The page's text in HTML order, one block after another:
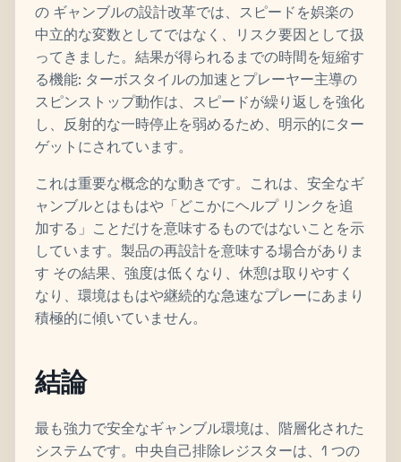
の ギャンブルの設計改革では、スピードを娯楽の
中立的な変数としてではなく、リスク要因として扱
ってきました。結果が得られるまでの時間を短縮す
る機能: ターボスタイルの加速とプレーヤー主導の
スピンストップ動作は、スピードが繰り返しを強化
し、反射的な一時停止を弱めるため、明示的にター
ゲットにされています。
これは重要な概念的な動きです。これは、安全なギ
ャンブルとはもはや「どこかにヘルプ リンクを追
加する」ことだけを意味するものではないことを示
しています。製品の再設計を意味する場合がありま
す その結果、強度は低くなり、休憩は取りやすく
なり、環境はもはや継続的な急速なプレーにあまり
積極的に傾いていません。
結論
最も強力で安全なギャンブル環境は、階層化された
システムです。中央自己排除レジスターは、1 つの